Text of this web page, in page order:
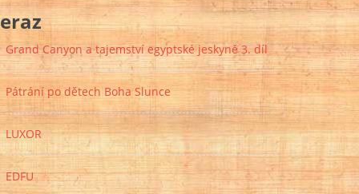
Grand Canyon a tajemství egyptské jeskyně 3. díl
Pátrání po dětech Boha Slunce
LUXOR
EDFU